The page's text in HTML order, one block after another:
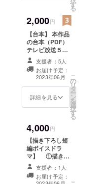
す
る
2,000円
【台本】 本作品
の台本（PDF）
テレビ放送５分
アニメ６話分
A４サイズ約２
４ページ分 提供
方法：台本
（PDF）を支援
時に記載頂いた
ご留意くださ
い。
支援者：5人
お届け予定：
2023年06月
詳細を見る
こ
の
リ
タ
ー
ン
を
選
択
す
る
4,000円
【描き下ろし短
編ボイスドラ
マ】 ①描き下
ろし短編ボイス
ドラマ 収録
時間：５分
支援者：1人
お届け予定：